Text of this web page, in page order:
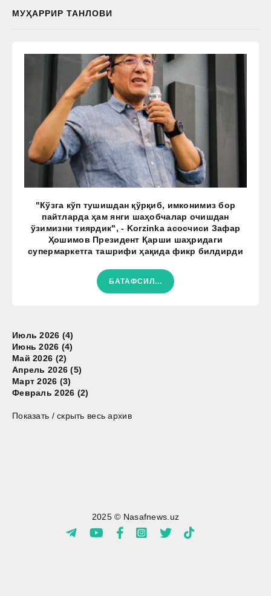
МУҲАРРИР ТАНЛОВИ
"Кўзга кўп тушишдан қўрқиб, имконимиз бор
пайтларда ҳам янги шаҳобчалар очишдан
ўзимизни тиярдик", - Korzinka асосчиси Зафар
Ҳошимов Президент Қарши шаҳридаги
супермаркетга ташрифи ҳақида фикр билдирди
БАТАФСИЛ...
Июль 2026 (4)
Июнь 2026 (4)
Май 2026 (2)
Апрель 2026 (5)
Март 2026 (3)
Февраль 2026 (2)
Показать / скрыть весь архив
2025 © Nasafnews.uz